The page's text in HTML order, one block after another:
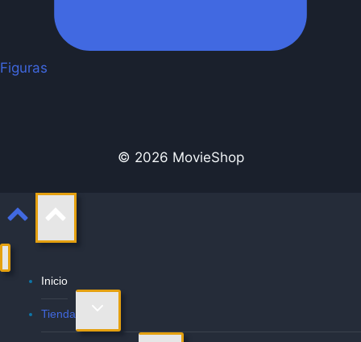
Figuras
© 2026 MovieShop
Inicio
Tienda
Alternar
menú